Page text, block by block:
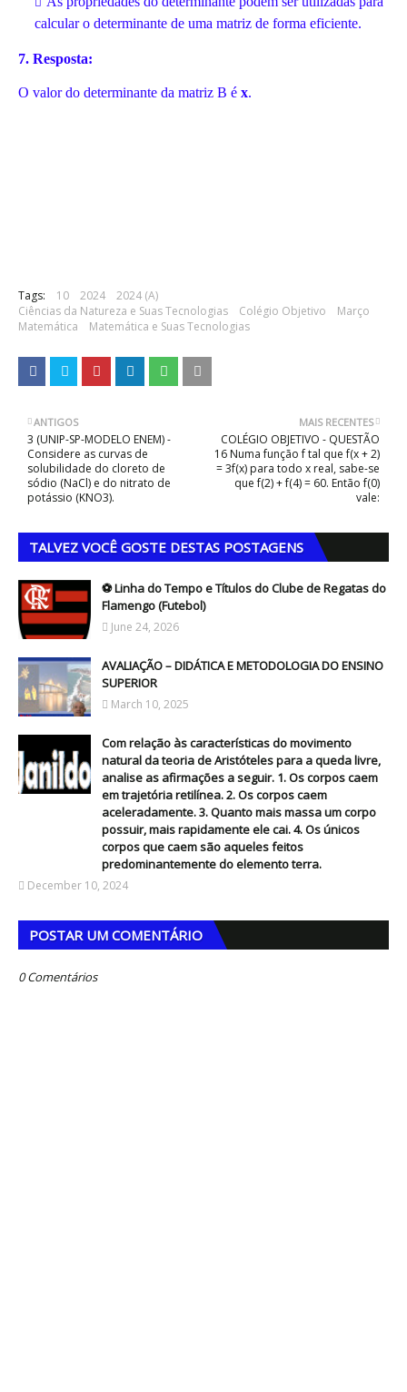
calcular o determinante de uma matriz de forma eficiente.
7. Resposta:
O valor do determinante da matriz B é x.
Tags: 10 2024
2024 (A)
Ciências da Natureza e Suas Tecnologias
Colégio Objetivo
Março
Matemática
Matemática e Suas Tecnologias
MAIS RECENTES
COLÉGIO OBJETIVO - QUESTÃO
16 Numa função f tal que f(x + 2)
= 3f(x) para todo x real, sabe-se
que f(2) + f(4) = 60. Então f(0)
vale:
ANTIGOS
3 (UNIP-SP-MODELO ENEM) -
Considere as curvas de
solubilidade do cloreto de
sódio (NaCl) e do nitrato de
potássio (KNO3).
TALVEZ VOCÊ GOSTE DESTAS POSTAGENS
⚽ Linha do Tempo e Títulos do Clube de Regatas do
Flamengo (Futebol)
June 24, 2026
AVALIAÇÃO – DIDÁTICA E METODOLOGIA DO ENSINO
SUPERIOR
March 10, 2025
Com relação às características do movimento
natural da teoria de Aristóteles para a queda livre,
analise as afirmações a seguir. 1. Os corpos caem
em trajetória retilínea. 2. Os corpos caem
aceleradamente. 3. Quanto mais massa um corpo
possuir, mais rapidamente ele cai. 4. Os únicos
corpos que caem são aqueles feitos
predominantemente do elemento terra.
December 10, 2024
POSTAR UM COMENTÁRIO
0 Comentários